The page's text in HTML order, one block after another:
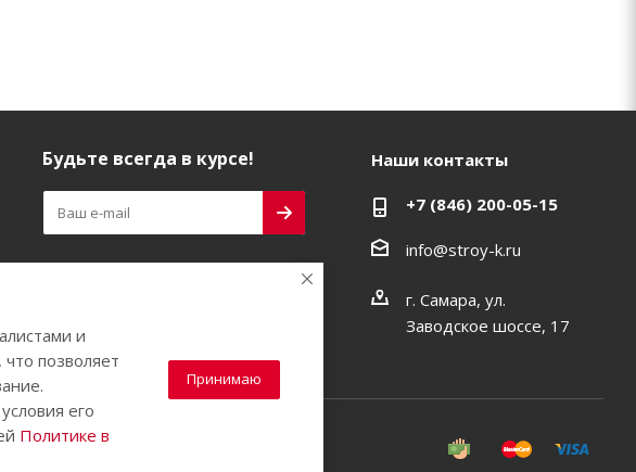
Будьте всегда в курсе! Наши контакты
+7 (846) 200-05-15
info@stroy-k.ru
г. Самара, ул.
Заводское шоссе, 17
и
позволяет
его
Политике в
Принимаю